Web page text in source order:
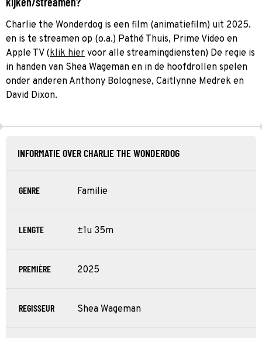
Charlie the Wonderdog is een film (animatiefilm) uit 2025.
en is te streamen op (o.a.) Pathé Thuis, Prime Video en
Apple TV (klik hier voor alle streamingdiensten) De regie is
in handen van Shea Wageman en in de hoofdrollen spelen
onder anderen Anthony Bolognese, Caitlynne Medrek en
David Dixon.
INFORMATIE OVER CHARLIE THE WONDERDOG
GENRE Familie
LENGTE ±1u 35m
PREMIÈRE 2025
REGISSEUR Shea Wageman